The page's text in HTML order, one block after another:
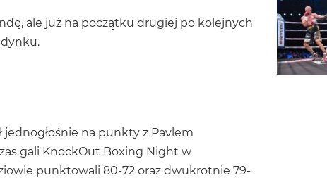
ale już na początku drugiej po kolejnych
jednogłośnie na punkty z Pavlem
gali KnockOut Boxing Night w
punktowali 80-72 oraz dwukrotnie 79-